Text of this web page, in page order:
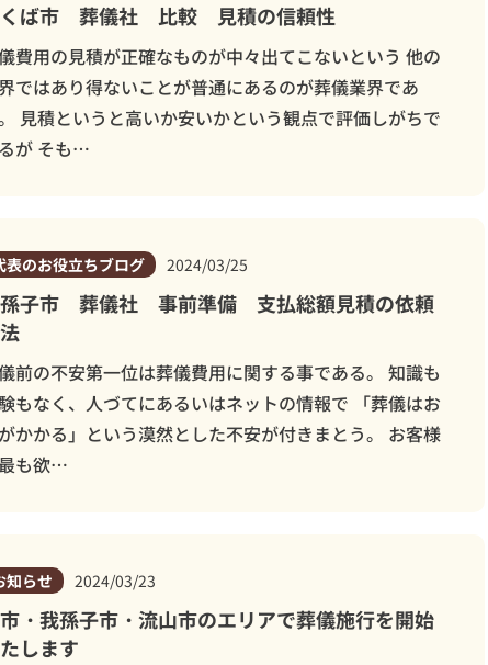
ば市 葬儀社 比較 見積の信頼性
費用の見積が正確なものが中々出てこないという 他の
ではあり得ないことが普通にあるのが葬儀業界であ
見積というと高いか安いかという観点で評価しがちで
が そも…
表のお役立ちブログ 2024/03/25
子市 葬儀社 事前準備 支払総額見積の依頼
前の不安第一位は葬儀費用に関する事である。 知識も
もなく、人づてにあるいはネットの情報で 「葬儀はお
かかる」という漠然とした不安が付きまとう。 お客様
も欲…
知らせ 2024/03/23
・我孫子市・流山市のエリアで葬儀施行を開始
します